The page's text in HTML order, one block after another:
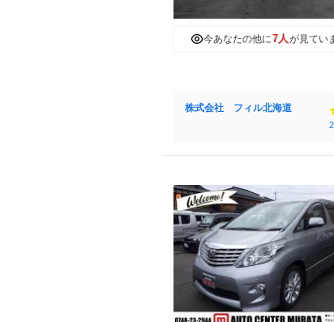
今あなたの他に7人 が見てい
株式会社 フィル北海道